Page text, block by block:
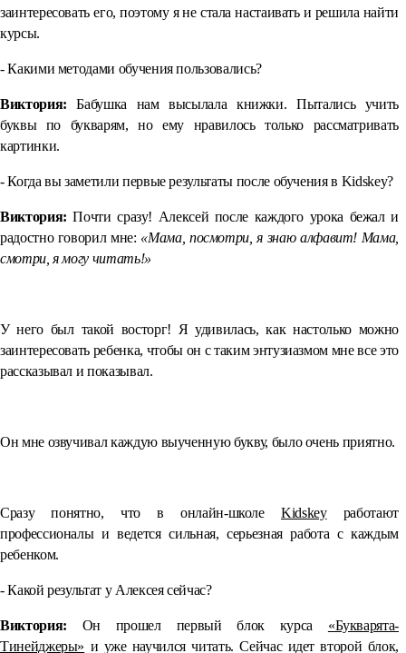
заинтересовать его, поэтому я не стала настаивать и решила найти
курсы.
- Какими методами обучения пользовались?
Виктория: Бабушка нам высылала книжки. Пытались учить
буквы по букварям, но ему нравилось только рассматривать
картинки.
- Когда вы заметили первые результаты после обучения в Kidskey?
Виктория: Почти сразу! Алексей после каждого урока бежал и
радостно говорил мне: «Мама, посмотри, я знаю алфавит! Мама,
смотри, я могу читать!»
У него был такой восторг! Я удивилась, как настолько можно
заинтересовать ребенка, чтобы он с таким энтузиазмом мне все это
рассказывал и показывал.
Он мне озвучивал каждую выученную букву, было очень приятно.
Сразу понятно, что в онлайн-школеKidskeyработают
профессионалы и ведется сильная, серьезная работа с каждым
ребенком.
- Какой результат у Алексея сейчас?
Виктория: Он прошел первый блок курса «Букварята-
Тинейджеры» и уже научился читать. Сейчас идет второй блок,